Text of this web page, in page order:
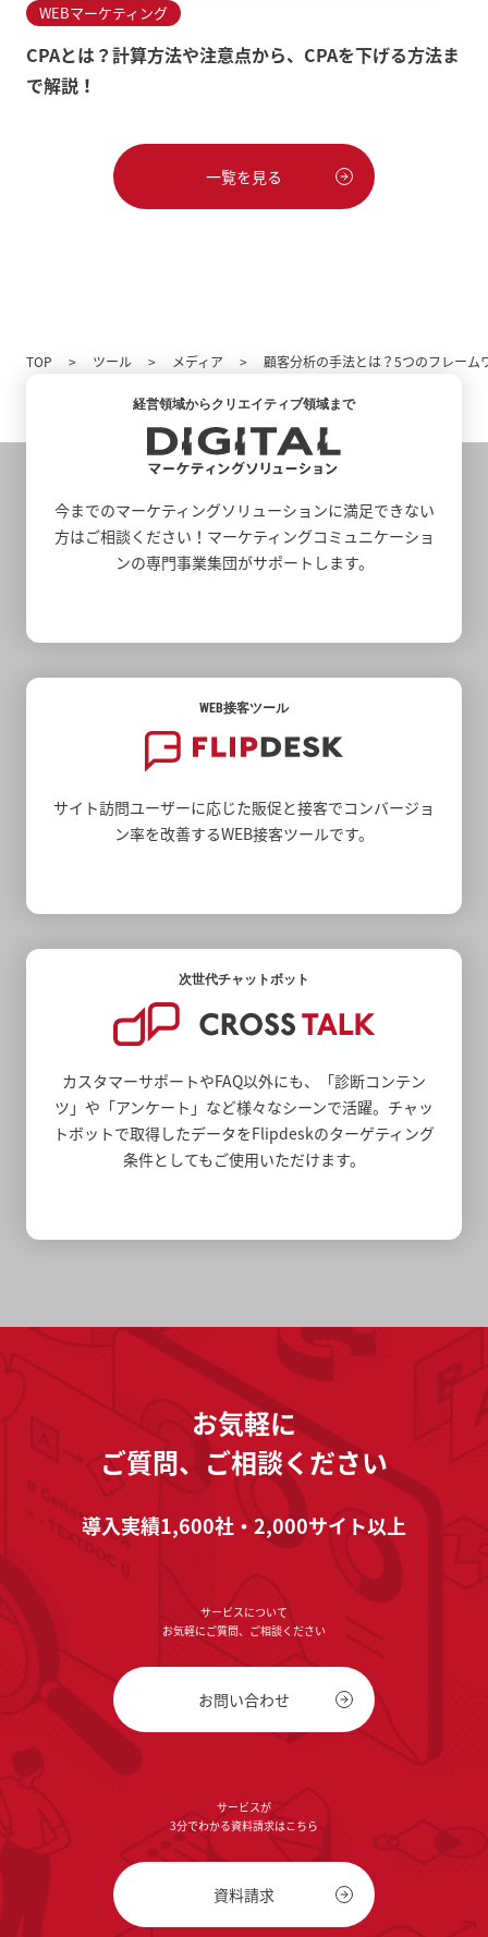
WEBマーケティング
CPAとは？計算方法や注意点から、CPAを下げる方法ま
で解説！
一覧を見る
TOP ツール メディア 顧客分析の手法とは？5つのフレーム
経営領域からクリエイティブ領域まで
今までのマーケティングソリューションに満足できない
方はご相談ください！マーケティングコミュニケーショ
ンの専門事業集団がサポートします。
WEB接客ツール
サイト訪問ユーザーに応じた販促と接客でコンバージョ
ン率を改善するWEB接客ツールです。
次世代チャットボット
カスタマーサポートやFAQ以外にも、「診断コンテン
ツ」や「アンケート」など様々なシーンで活躍。チャッ
トボットで取得したデータをFlipdeskのターゲティング
条件としてもご使用いただけます。
お気軽に
ご質問、ご相談ください
導入実績1,600社・2,000サイト以上
サービスについて
お気軽にご質問、ご相談ください
お問い合わせ
サービスが
3分でわかる資料請求はこちら
資料請求